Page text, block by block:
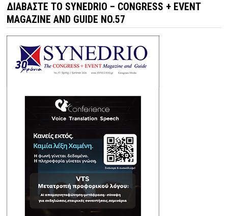
ΔΙΑΒΆΣΤΕ ΤΟ SYNEDRIO – CONGRESS + EVENT
MAGAZINE AND GUIDE NO.57